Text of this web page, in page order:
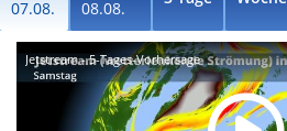
07.08.
08.08.
Jetstream - 5-Tages-Vorhersage